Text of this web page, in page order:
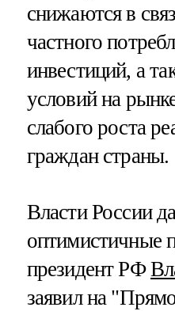
снижаются в
частного
инвестиций, а
условий на
слабого роста
граждан страны.
Власти России
оптимистичные
президент РФ
заявил на